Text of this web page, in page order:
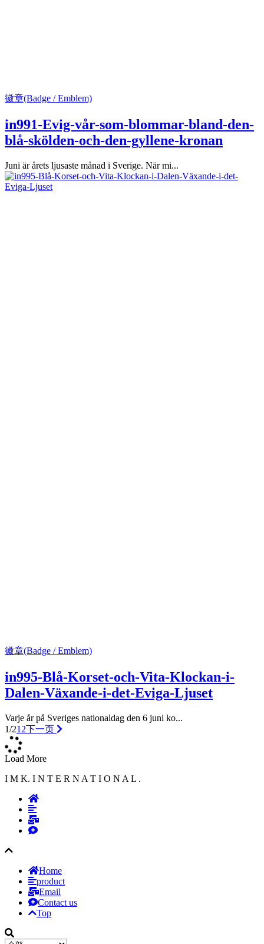
徽章(Badge / Emblem)
in991-Evig-vår-som-blommar-bland-den-
blå-skölden-och-den-gyllene-kronan
Juni är årets ljusaste månad i Sverige. När mi...
徽章(Badge / Emblem)
in995-Blå-Korset-och-Vita-Klockan-i-
Dalen-Växande-i-det-Eviga-Ljuset
Varje år på Sveriges nationaldag den 6 juni ko...
1/21 2下一页
Load More
I M K. I N T E R N A T I O N A L .
Home
product
Email
Contact us
Top